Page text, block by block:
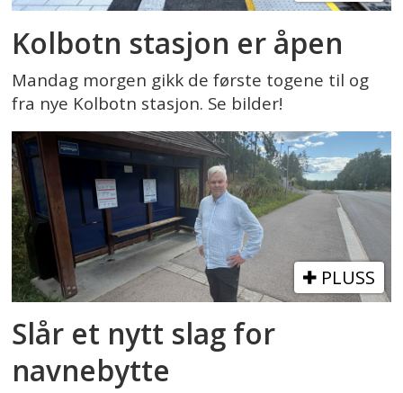
Kolbotn stasjon er åpen
Mandag morgen gikk de første togene til og
fra nye Kolbotn stasjon. Se bilder!
PLUSS
Slår et nytt slag for
navnebytte